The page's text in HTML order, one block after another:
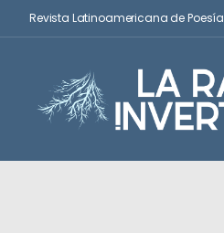
Revista Latinoamericana de Poesía